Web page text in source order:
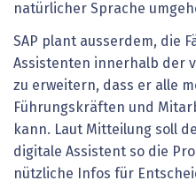
natürlicher Sprache
SAP plant ausserdem, die
Assistenten innerhalb der
zu erweitern, dass er alle
Führungskräften und
kann. Laut Mitteilung soll
digitale Assistent so die
nützliche Infos für